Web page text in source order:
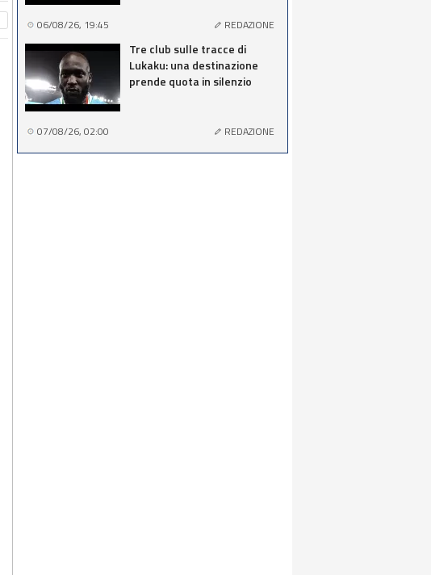
06/08/26, 19:45 REDAZIONE
Tre club sulle tracce di
Lukaku: una destinazione
prende quota in silenzio
07/08/26, 02:00 REDAZIONE